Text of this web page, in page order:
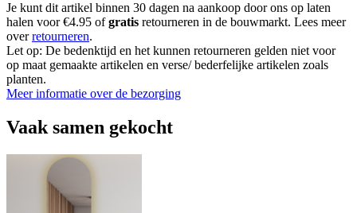
Je kunt dit artikel binnen 30 dagen na aankoop door ons op laten
halen voor €4.95 ofgratis retourneren in de bouwmarkt. Lees meer
overretourneren.
Let op: De bedenktijd en het kunnen retourneren gelden niet voor
op maat gemaakte artikelen en verse/ bederfelijke artikelen zoals
planten.
Meer informatie over de bezorging
Vaak samen gekocht